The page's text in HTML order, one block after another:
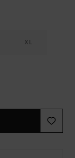
XL